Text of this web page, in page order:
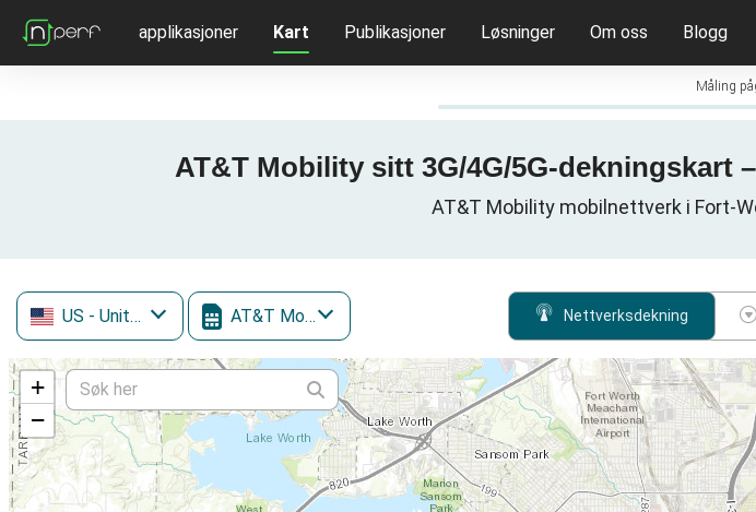
applikasjoner Kart Publikasjoner Løsninger Om oss Blogg
Måling
AT&T Mobility sitt 3G/4G/5G-dekningskart
AT&T Mobility mobilnettverk i Fort-
US - United States AT&T Mobility Nettverksdekning
+
−